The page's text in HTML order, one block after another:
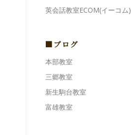
英会話教室ECOM(イーコム)
■ブログ
本部教室
三郷教室
新生駒台教室
富雄教室